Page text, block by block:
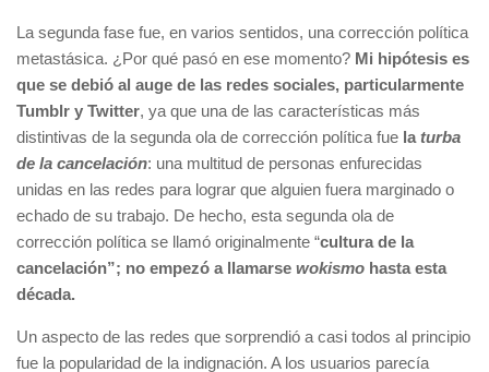
La segunda fase fue, en varios sentidos, una corrección política
metastásica. ¿Por qué pasó en ese momento? Mi hipótesis es
que se debió al auge de las redes sociales, particularmente
Tumblr y Twitter, ya que una de las características más
distintivas de la segunda ola de corrección política fue la turba
de la cancelación: una multitud de personas enfurecidas
unidas en las redes para lograr que alguien fuera marginado o
echado de su trabajo. De hecho, esta segunda ola de
corrección política se llamó originalmente “cultura de la
cancelación”; no empezó a llamarse wokismo hasta esta
década.
Un aspecto de las redes que sorprendió a casi todos al principio
fue la popularidad de la indignación. A los usuarios parecía